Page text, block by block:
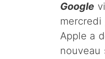
Google
mercredi
Apple a
nouveau